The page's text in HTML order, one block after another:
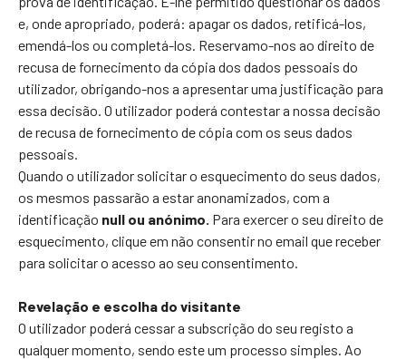
e, onde apropriado, poderá: apagar os dados, retificá-los,
emendá-los ou completá-los. Reservamo-nos ao direito de
recusa de fornecimento da cópia dos dados pessoais do
utilizador, obrigando-nos a apresentar uma justificação para
essa decisão. O utilizador poderá contestar a nossa decisão
de recusa de fornecimento de cópia com os seus dados
pessoais.
Quando o utilizador solicitar o esquecimento do seus dados,
os mesmos passarão a estar anonamizados, com a
identificação null ou anónimo. Para exercer o seu direito de
esquecimento, clique em não consentir no email que receber
para solicitar o acesso ao seu consentimento.
Revelação e escolha do visitante
O utilizador poderá cessar a subscrição do seu registo a
qualquer momento, sendo este um processo simples. Ao